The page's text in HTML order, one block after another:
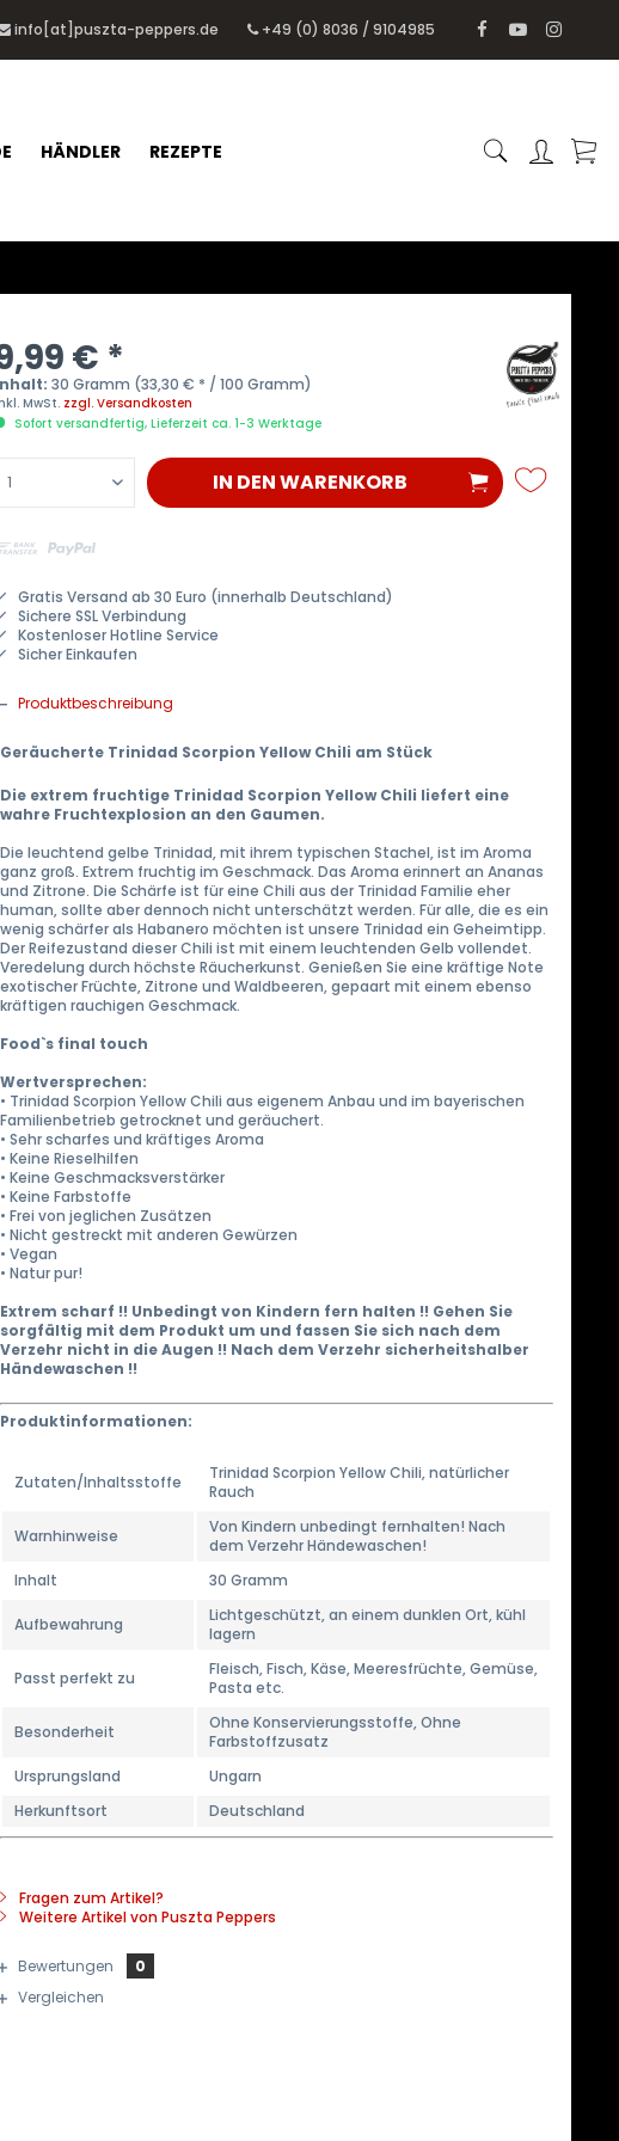
info[at]puszta-peppers.de +49 (0) 8036 / 9104985
HÄNDLER REZEPTE
€ *
30 Gramm (33,30 € * / 100 Gramm)
MwSt. zzgl. Versandkosten
Sofort versandfertig, Lieferzeit ca. 1-3 Werktage
IN DENWARENKORB
Gratis Versand ab 30 Euro (innerhalb Deutschland)
Sichere SSL Verbindung
Kostenloser Hotline Service
Sicher Einkaufen
Produktbeschreibung
Geräucherte Trinidad Scorpion Yellow Chili am Stück
Die extrem fruchtige Trinidad Scorpion Yellow Chili liefert eine
wahre Fruchtexplosion an den Gaumen.
Die leuchtend gelbe Trinidad, mit ihrem typischen Stachel, ist im Aroma
ganz groß. Extrem fruchtig im Geschmack. Das Aroma erinnert an Ananas
und Zitrone. Die Schärfe ist für eine Chili aus der Trinidad Familie eher
human, sollte aber dennoch nicht unterschätzt werden. Für alle, die es ein
wenig schärfer als Habanero möchten ist unsere Trinidad ein Geheimtipp.
Der Reifezustand dieser Chili ist mit einem leuchtenden Gelb vollendet.
Veredelung durch höchste Räucherkunst. Genießen Sie eine kräftige Note
exotischer Früchte, Zitrone und Waldbeeren, gepaart mit einem ebenso
kräftigen rauchigen Geschmack.
Food`s final touch
Wertversprechen:
• Trinidad Scorpion Yellow Chili aus eigenem Anbau und im bayerischen
Familienbetrieb getrocknet und geräuchert.
• Sehr scharfes und kräftiges Aroma
• Keine Rieselhilfen
• Keine Geschmacksverstärker
• Keine Farbstoffe
• Frei von jeglichen Zusätzen
• Nicht gestreckt mit anderen Gewürzen
• Vegan
• Natur pur!
Extrem scharf !! Unbedingt von Kindern fern halten !! Gehen Sie
sorgfältig mit dem Produkt um und fassen Sie sich nach dem
Verzehr nicht in die Augen !! Nach dem Verzehr sicherheitshalber
Händewaschen !!
Produktinformationen:
Zutaten/Inhaltsstoffe
Trinidad Scorpion Yellow Chili, natürlicher
Rauch
Warnhinweise
Von Kindern unbedingt fernhalten! Nach
dem Verzehr Händewaschen!
Inhalt
30 Gramm
Aufbewahrung
Lichtgeschützt, an einem dunklen Ort, kühl
lagern
Passt perfekt zu
Fleisch, Fisch, Käse, Meeresfrüchte, Gemüse,
Pasta etc.
Besonderheit
Ohne Konservierungsstoffe, Ohne
Farbstoffzusatz
Ursprungsland
Ungarn
Herkunftsort
Deutschland
Fragen zum Artikel?
Weitere Artikel von Puszta Peppers
Bewertungen
0
Vergleichen